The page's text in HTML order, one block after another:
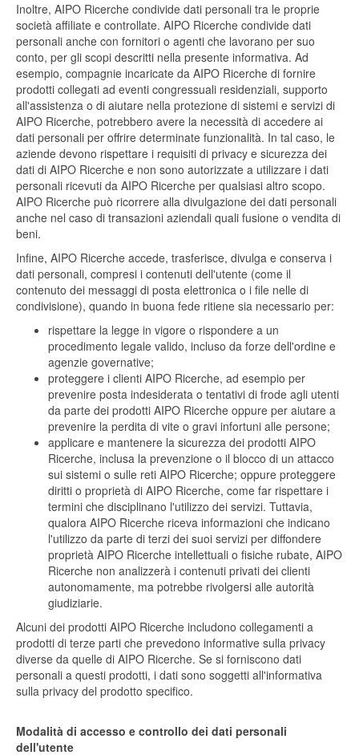
Inoltre, AIPO Ricerche condivide dati personali tra le proprie
società affiliate e controllate. AIPO Ricerche condivide dati
personali anche con fornitori o agenti che lavorano per suo
conto, per gli scopi descritti nella presente informativa. Ad
esempio, compagnie incaricate da AIPO Ricerche di fornire
prodotti collegati ad eventi congressuali residenziali, supporto
all'assistenza o di aiutare nella protezione di sistemi e servizi di
AIPO Ricerche, potrebbero avere la necessità di accedere ai
dati personali per offrire determinate funzionalità. In tal caso, le
aziende devono rispettare i requisiti di privacy e sicurezza dei
dati di AIPO Ricerche e non sono autorizzate a utilizzare i dati
personali ricevuti da AIPO Ricerche per qualsiasi altro scopo.
AIPO Ricerche può ricorrere alla divulgazione dei dati personali
anche nel caso di transazioni aziendali quali fusione o vendita di
beni.
Infine, AIPO Ricerche accede, trasferisce, divulga e conserva i
dati personali, compresi i contenuti dell'utente (come il
contenuto dei messaggi di posta elettronica o i file nelle di
condivisione), quando in buona fede ritiene sia necessario per:
rispettare la legge in vigore o rispondere a un
procedimento legale valido, incluso da forze dell'ordine e
agenzie governative;
proteggere i clienti AIPO Ricerche, ad esempio per
prevenire posta indesiderata o tentativi di frode agli utenti
da parte dei prodotti AIPO Ricerche oppure per aiutare a
prevenire la perdita di vite o gravi infortuni alle persone;
applicare e mantenere la sicurezza dei prodotti AIPO
Ricerche, inclusa la prevenzione o il blocco di un attacco
sui sistemi o sulle reti AIPO Ricerche; oppure proteggere
diritti o proprietà di AIPO Ricerche, come far rispettare i
termini che disciplinano l'utilizzo dei servizi. Tuttavia,
qualora AIPO Ricerche riceva informazioni che indicano
l'utilizzo da parte di terzi dei suoi servizi per diffondere
proprietà AIPO Ricerche intellettuali o fisiche rubate, AIPO
Ricerche non analizzerà i contenuti privati dei clienti
autonomamente, ma potrebbe rivolgersi alle autorità
giudiziarie.
Alcuni dei prodotti AIPO Ricerche includono collegamenti a
prodotti di terze parti che prevedono informative sulla privacy
diverse da quelle di AIPO Ricerche. Se si forniscono dati
personali a questi prodotti, i dati sono soggetti all'informativa
sulla privacy del prodotto specifico.
Modalità di accesso e controllo dei dati personali
dell'utente